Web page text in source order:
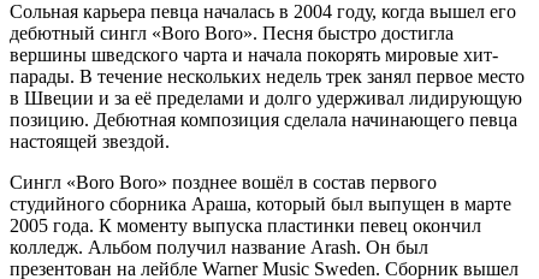
Сольная карьера певца началась в 2004 году, когда вышел его
дебютный сингл «Boro Boro». Песня быстро достигла
вершины шведского чарта и начала покорять мировые хит-
парады. В течение нескольких недель трек занял первое место
в Швеции и за её пределами и долго удерживал лидирующую
позицию. Дебютная композиция сделала начинающего певца
настоящей звездой.
Сингл «Boro Boro» позднее вошёл в состав первого
студийного сборника Араша, который был выпущен в марте
2005 года. К моменту выпуска пластинки певец окончил
колледж. Альбом получил название Arash. Он был
презентован на лейбле Warner Music Sweden. Сборник вышел